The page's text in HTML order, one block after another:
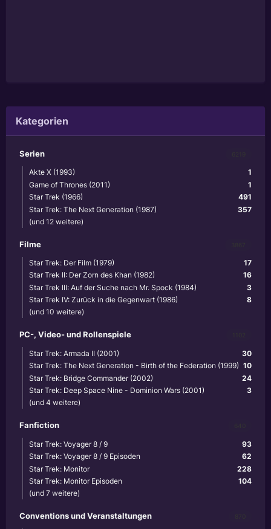
Kategorien
Serien
1
Akte X (1993)
1
Game of Thrones (2011)
491
Star Trek (1966)
357
Star Trek: The Next Generation (1987)
(und 12 weitere)
Filme
17
Star Trek: Der Film (1979)
16
Star Trek II: Der Zorn des Khan (1982)
3
Star Trek III: Auf der Suche nach Mr. Spock (1984)
8
Star Trek IV: Zurück in die Gegenwart (1986)
(und 10 weitere)
PC-, Video- und Rollenspiele
30
Star Trek: Armada II (2001)
10
Star Trek: The Next Generation - Birth of the Federation (1999)
24
Star Trek: Bridge Commander (2002)
3
Star Trek: Deep Space Nine - Dominion Wars (2001)
(und 4 weitere)
Fanfiction
93
Star Trek: Voyager 8 / 9
62
Star Trek: Voyager 8 / 9 Episoden
228
Star Trek: Monitor
104
Star Trek: Monitor Episoden
(und 7 weitere)
Conventions und Veranstaltungen